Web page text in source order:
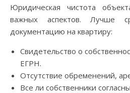
Юридическая чистота
важных аспектов. Лучше
документацию на квартиру:
Свидетельство о
ЕГРН.
Отсутствие обременений,
Все ли собственники